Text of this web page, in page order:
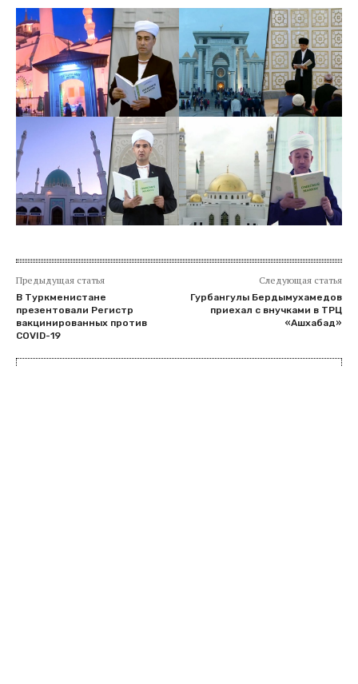
Предыдущая статья
В Туркменистане
презентовали Регистр
вакцинированных против
COVID-19
Следующая статья
Гурбангулы Бердымухамедов
приехал с внучками в ТРЦ
«Ашхабад»